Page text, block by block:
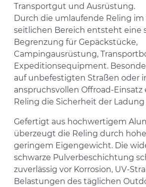
Transportgut und Ausrüstung.
Durch die umlaufende Reling
seitlichen Bereich entsteht eine
Begrenzung für Gepäckstücke,
Campingausrüstung,
Expeditionsequipment.
auf unbefestigten Straßen oder
anspruchsvollen Offroad-Einsatz
Reling die Sicherheit der
Gefertigt aus hochwertigem
überzeugt die Reling durch
geringem Eigengewicht. Die
schwarze Pulverbeschichtung
zuverlässig vor Korrosion, UV-
Belastungen des täglichen